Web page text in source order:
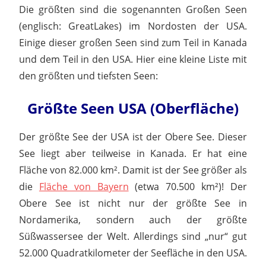
Die größten sind die sogenannten Großen Seen
(englisch: GreatLakes) im Nordosten der USA.
Einige dieser großen Seen sind zum Teil in Kanada
und dem Teil in den USA. Hier eine kleine Liste mit
den größten und tiefsten Seen:
Größte Seen USA (Oberfläche)
Der größte See der USA ist der Obere See. Dieser
See liegt aber teilweise in Kanada. Er hat eine
Fläche von 82.000 km². Damit ist der See größer als
die Fläche von Bayern (etwa 70.500 km²)! Der
Obere See ist nicht nur der größte See in
Nordamerika, sondern auch der größte
Süßwassersee der Welt. Allerdings sind „nur“ gut
52.000 Quadratkilometer der Seefläche in den USA.